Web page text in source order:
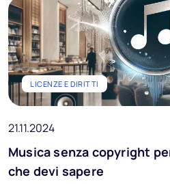
LICENZE E DIRITTI
21.11.2024
Musica senza copyright
che devi sapere